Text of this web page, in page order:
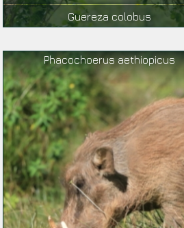
Guereza colobus
Phacochoerus aethiopicus